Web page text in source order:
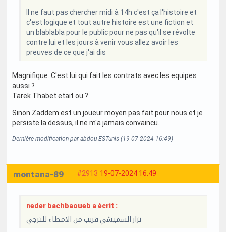
Il ne faut pas chercher midi à 14h c'est ça l'histoire et
c'est logique et tout autre histoire est une fiction et
un blablabla pour le public pour ne pas qu'il se révolte
contre lui et les jours à venir vous allez avoir les
preuves de ce que j'ai dis
Magnifique. C'est lui qui fait les contrats avec les equipes
aussi ?
Tarek Thabet etait ou ?
Sinon Zaddem est un joueur moyen pas fait pour nous et je
persiste la dessus, il ne m'a jamais convaincu.
Dernière modification par abdou-ESTunis (19-07-2024 16:49)
#2913 19-07-2024 16:49
montana-89
neder bachbaoueb a écrit :
نزار السميشي قريب من الامظاء للترجي